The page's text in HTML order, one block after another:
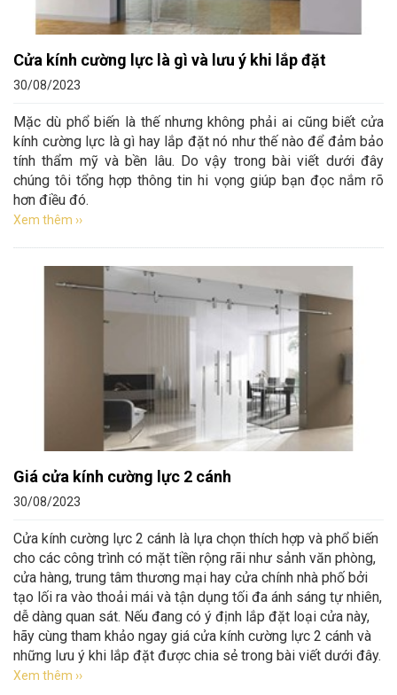
Cửa kính cường lực là gì và lưu ý khi lắp đặt
30/08/2023
Mặc dù phổ biến là thế nhưng không phải ai cũng biết cửa
kính cường lực là gì hay lắp đặt nó như thế nào để đảm bảo
tính thẩm mỹ và bền lâu. Do vậy trong bài viết dưới đây
chúng tôi tổng hợp thông tin hi vọng giúp bạn đọc nắm rõ
hơn điều đó.
Xem thêm ››
Giá cửa kính cường lực 2 cánh
30/08/2023
Cửa kính cường lực 2 cánh là lựa chọn thích hợp và phổ biến
cho các công trình có mặt tiền rộng rãi như sảnh văn phòng,
cửa hàng, trung tâm thương mại hay cửa chính nhà phố bởi
tạo lối ra vào thoải mái và tận dụng tối đa ánh sáng tự nhiên,
dễ dàng quan sát. Nếu đang có ý định lắp đặt loại cửa này,
hãy cùng tham khảo ngay giá cửa kính cường lực 2 cánh và
những lưu ý khi lắp đặt được chia sẻ trong bài viết dưới đây.
Xem thêm ››